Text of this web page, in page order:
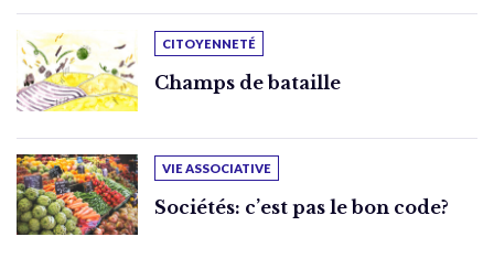
CITOYENNETÉ
Champs de bataille
VIE ASSOCIATIVE
Sociétés: c’est pas le bon code?